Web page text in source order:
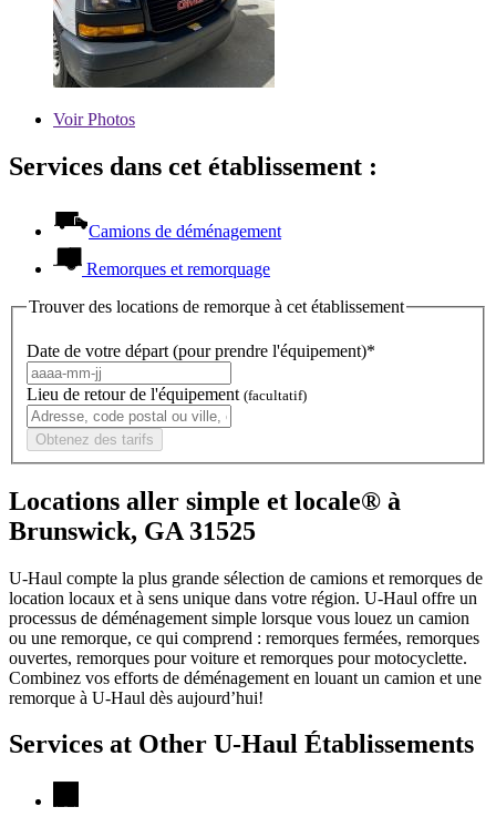
VoirPhotos
Services dans cet établissement :
Camions de déménagement
Remorques et remorquage
Trouver des locations de remorque à cet établissement
Date de votre départ (pour prendre l'équipement)*
Lieu de retour de l'équipement (facultatif)
Obtenez des tarifs
Locations aller simple et locale® à
Brunswick, GA 31525
U-Haul compte la plus grande sélection de camions et remorques de
location locaux et à sens unique dans votre région. U-Haul offre un
processus de déménagement simple lorsque vous louez un camion
ou une remorque, ce qui comprend : remorques fermées, remorques
ouvertes, remorques pour voiture et remorques pour motocyclette.
Combinez vos efforts de déménagement en louant un camion et une
remorque à U-Haul dès aujourd’hui!
Services at Other U-Haul Établissements